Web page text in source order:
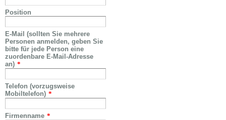
Position
E-Mail (sollten Sie mehrere
Personen anmelden, geben Sie
bitte für jede Person eine
zuordenbare E-Mail-Adresse
an) *
Telefon (vorzugsweise
Mobiltelefon) *
Firmenname *